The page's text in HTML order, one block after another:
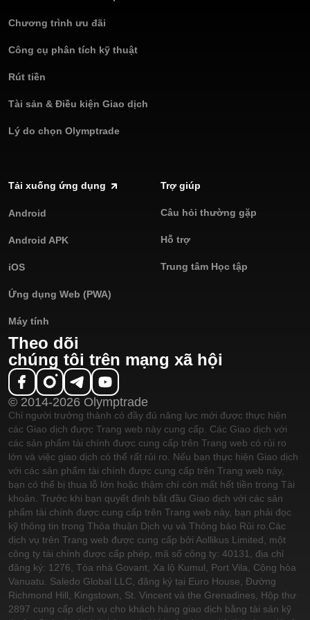
Chương trình ưu đãi
Công cụ phân tích kỹ thuật
Rút tiền
Tài sản & Điều kiện Giao dịch
Lý do chọn Olymptrade
Tải xuống ứng dụng
Android
Android APK
iOS
Ứng dụng Web (PWA)
Máy tính
Trợ giúp
Câu hỏi thường gặp
Hỗ trợ
Trung tâm Học tập
Theo dõi
chúng tôi trên mạng xã hội
© 2014-2026 Olymptrade
Chỉ người trưởng thành có đầy đủ năng lực mới được thực hiện
các Giao dịch được Trang web này cung cấp. Các Giao dịch với
các sản phẩm tài chính được cung cấp trên Trang web có rủi ro
lớn và việc giao dịch có thể rất rủi ro. Nếu bạn thực hiện Giao dịch
với các sản phẩm tài chính được cung cấp trên Trang web này,
bạn có thể bị thua lỗ lớn hoặc thậm chí còn mất hết tiền trong Tài
khoản. Trước khi bạn quyết định bắt đầu Giao dịch với các sản
phẩm tài chính được cung cấp trên Trang web này, bạn phải đọc
kỹ thông tin trong Thỏa thuận Dịch vụ và Thông báo Rủi ro. Các
dịch vụ trên Trang web được cung cấp bởi Aollikus Limited, một
công ty tài chính được cấp phép, mã số công ty: 40131, địa chỉ
đăng ký: 1276, Tòa nhà Govant, Xa lộ Kumul, Port Vila, Cộng hòa
Vanuatu. Saledo Global LLC, đăng ký tại Euro House, Đường
Richmond Hill, Kingstown, St. Vincent và the Grenadines, Hộp thư
2897 cung cấp dịch vụ cho khách hàng giao dịch bằng tài sản kỹ